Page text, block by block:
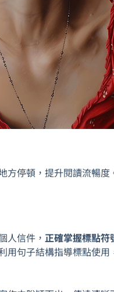
方停頓，提升閱讀流暢度
人信件， 正確掌握標點符
用句子結構指導標點使